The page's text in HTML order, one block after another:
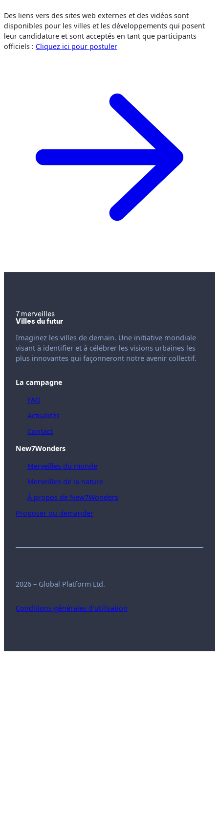
Des liens vers des sites web externes et des vidéos sont
disponibles pour les villes et les développements qui posent
leur candidature et sont acceptés en tant que participants
officiels : Cliquez ici pour postuler
7 merveilles
Villes du futur
Imaginez les villes de demain. Une initiative mondiale
visant à identifier et à célébrer les visions urbaines les
plus innovantes qui façonneront notre avenir collectif.
La campagne
FAQ
Actualités
Contact
New7Wonders
Merveilles du monde
Merveilles de la nature
À propos de New7Wonders
Proposer ou demander
2026 – Global Platform Ltd.
Conditions générales d’utilisation